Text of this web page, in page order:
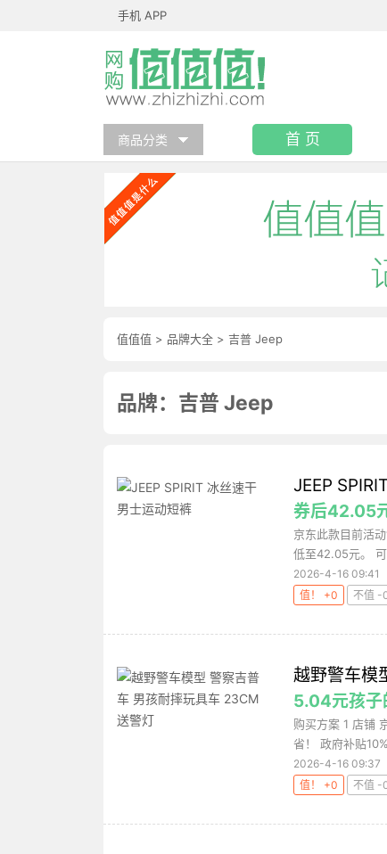
手机 APP
商品分类 首 页
值值值 > 品牌大全 > 吉普 Jeep
品牌：吉普 Jeep
JEEP
券后42.05
京东此款目前活
低至42.05元。
2026-4-16 09:41
值！ +0
不值 -
越野警车模
5.04元孩子
购买方案 1 店铺
省！ 政府补贴
2026-4-16 09:37
值！ +0
不值 -